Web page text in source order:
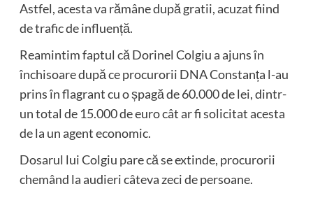
Astfel, acesta va rămâne după gratii, acuzat fiind
de trafic de influență.
Reamintim faptul că Dorinel Colgiu a ajuns în
închisoare după ce procurorii DNA Constanța l-au
prins în flagrant cu o șpagă de 60.000 de lei, dintr-
un total de 15.000 de euro cât ar fi solicitat acesta
de la un agent economic.
Dosarul lui Colgiu pare că se extinde, procurorii
chemând la audieri câteva zeci de persoane.